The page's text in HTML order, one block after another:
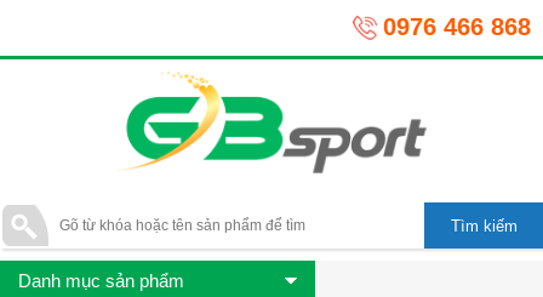
0976 466 868
Danh mục sản phẩm